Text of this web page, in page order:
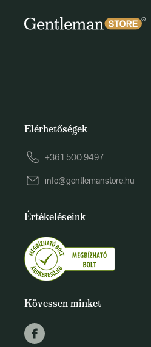
Elérhetőségek
+36 1 500 9497
info@gentlemanstore.hu
Értékeléseink
Kövessen minket